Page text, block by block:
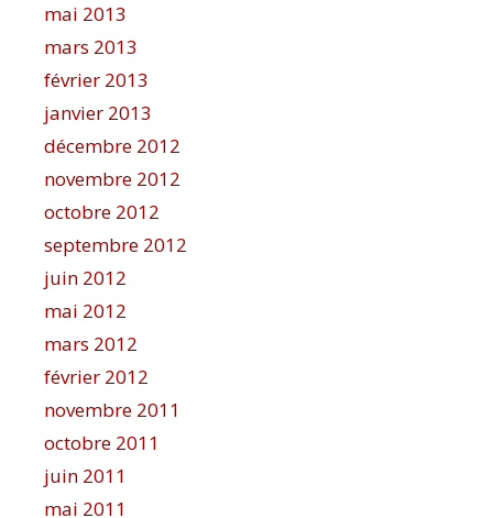
mai 2013
mars 2013
février 2013
janvier 2013
décembre 2012
novembre 2012
octobre 2012
septembre 2012
juin 2012
mai 2012
mars 2012
février 2012
novembre 2011
octobre 2011
juin 2011
mai 2011